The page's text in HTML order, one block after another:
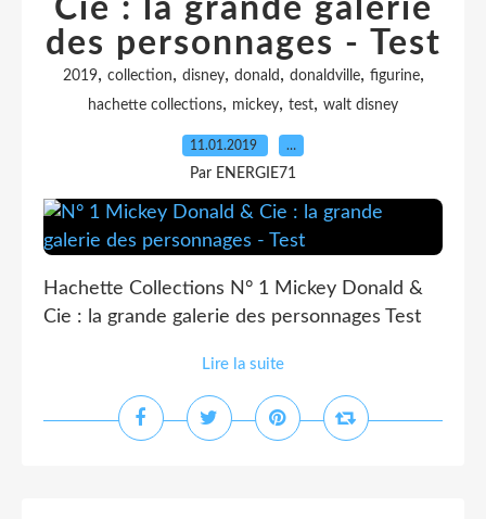
Cie : la grande galerie
des personnages - Test
2019, collection, disney, donald , donaldville, figurine,
hachette collections, mickey, test, walt disney
11.01.2019 …
Par ENERGIE71
Hachette Collections N° 1 Mickey Donald &
Cie : la grande galerie des personnages Test
Lire la suite